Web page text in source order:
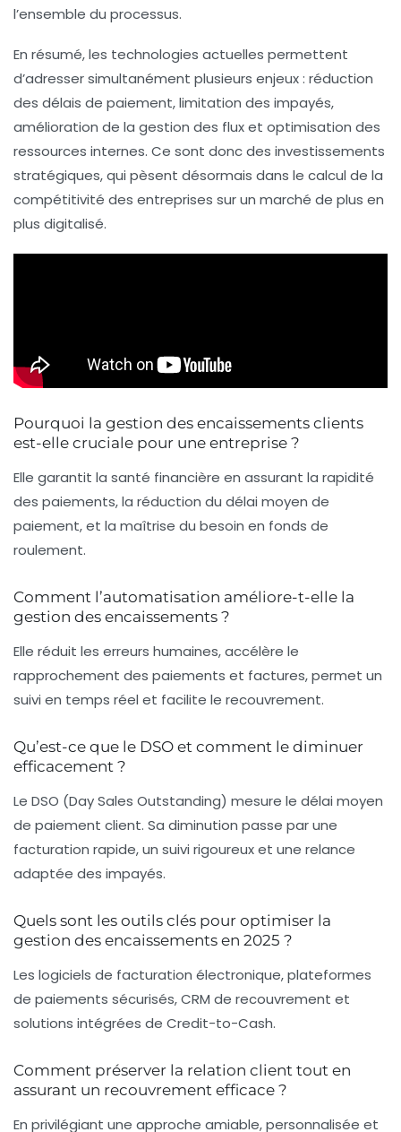
l’ensemble du processus.
En résumé, les technologies actuelles permettent
d’adresser simultanément plusieurs enjeux : réduction
des délais de paiement, limitation des impayés,
amélioration de la gestion des flux et optimisation des
ressources internes. Ce sont donc des investissements
stratégiques, qui pèsent désormais dans le calcul de la
compétitivité des entreprises sur un marché de plus en
plus digitalisé.
Pourquoi la gestion des encaissements clients
est-elle cruciale pour une entreprise ?
Elle garantit la santé financière en assurant la rapidité
des paiements, la réduction du délai moyen de
paiement, et la maîtrise du besoin en fonds de
roulement.
Comment l’automatisation améliore-t-elle la
gestion des encaissements ?
Elle réduit les erreurs humaines, accélère le
rapprochement des paiements et factures, permet un
suivi en temps réel et facilite le recouvrement.
Qu’est-ce que le DSO et comment le diminuer
efficacement ?
Le DSO (Day Sales Outstanding) mesure le délai moyen
de paiement client. Sa diminution passe par une
facturation rapide, un suivi rigoureux et une relance
adaptée des impayés.
Quels sont les outils clés pour optimiser la
gestion des encaissements en 2025 ?
Les logiciels de facturation électronique, plateformes
de paiements sécurisés, CRM de recouvrement et
solutions intégrées de Credit-to-Cash.
Comment préserver la relation client tout en
assurant un recouvrement efficace ?
En privilégiant une approche amiable, personnalisée et